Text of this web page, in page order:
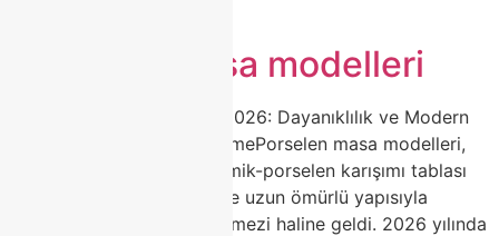
Porselen masa modelleri
Porselen Masa Modelleri 2026: Dayanıklılık ve Modern
Estetiğin Zirvesi | ClasshomePorselen masa modelleri,
yüksek ısıda pişirilen seramik-porselen karışımı tablası
ile çizilmez, leke tutmaz ve uzun ömürlü yapısıyla
yemek odalarının vazgeçilmezi haline geldi. 2026 yılında